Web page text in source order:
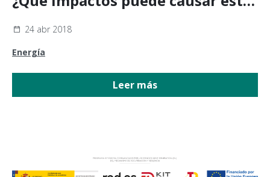
medioambiente?
24 abr 2018
Energía
Leer más